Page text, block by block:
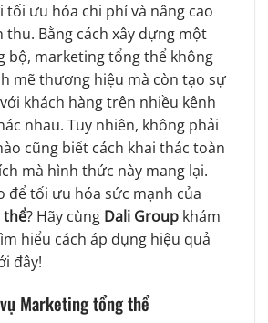
tối ưu hóa chi phí và nâng cao
thu. Bằng cách xây dựng một
bộ, marketing tổng thể không
mẽ thương hiệu mà còn tạo sự
khách hàng trên nhiều kênh
nhau. Tuy nhiên, không phải
cũng biết cách khai thác toàn
mà hình thức này mang lại.
để tối ưu hóa sức mạnh của
thể? Hãy cùng Dali Group khám
hiểu cách áp dụng hiệu quả
đây!
Marketing tổng thể